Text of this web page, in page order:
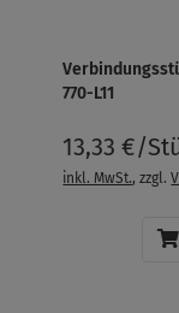
770-L11
13,33 €/
inkl. MwSt., zzgl.